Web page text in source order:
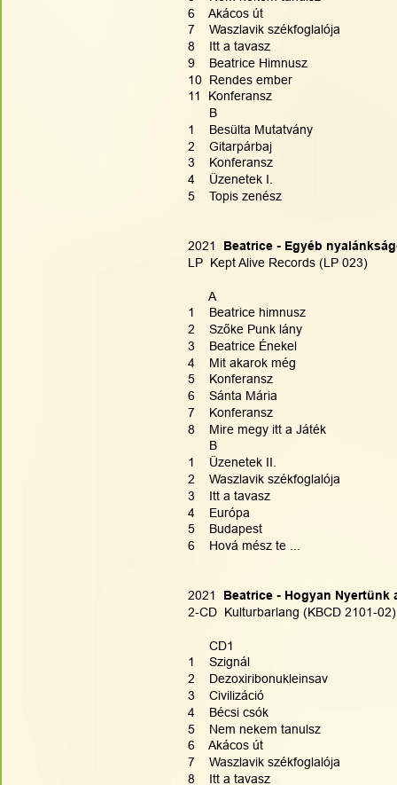
6    Akácos út
7    Waszlavik székfoglalója
8    Itt a tavasz
9    Beatrice Himnusz
10  Rendes ember
11  Konferansz
      B
1    Besülta Mutatvány
2    Gitarpárbaj
3    Konferansz
4    Üzenetek I.
5    Topis zenész
2021
Beatrice - Egyéb
LP  Kept Alive Records (LP 023)
      A
1    Beatrice himnusz
2    Szőke Punk lány
3    Beatrice Énekel
4    Mit akarok még
5    Konferansz
6    Sánta Mária
7    Konferansz
8    Mire megy itt a Játék
      B
1    Üzenetek II.
2    Waszlavik székfoglalója
3    Itt a tavasz
4    Európa
5    Budapest
6    Hová mész te ...
2021
Beatrice - Hogyan Nyertünk
2-CD  Kulturbarlang (KBCD 2101-02)
      CD1
1    Szignál
2    Dezoxiribonukleinsav
3    Civilizáció
4    Bécsi csók
5    Nem nekem tanulsz
6    Akácos út
7    Waszlavik székfoglalója
8    Itt a tavasz